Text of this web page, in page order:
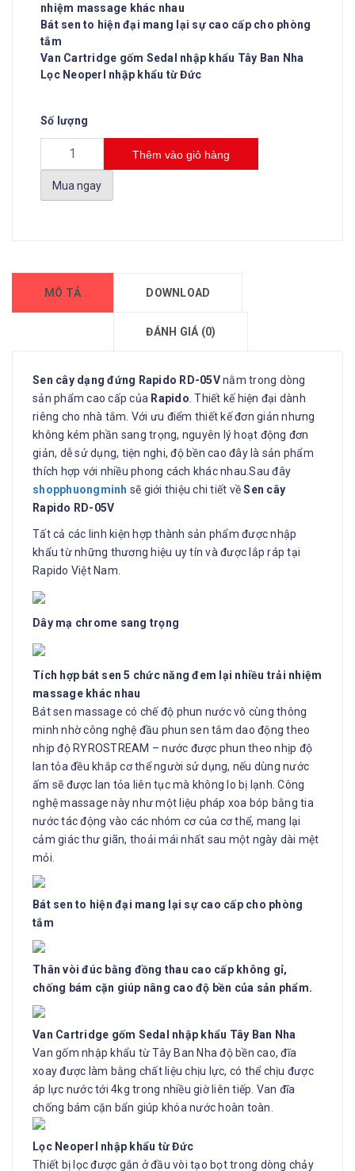
nhiệm massage khác nhau
Bát sen to hiện đại mang lại sự cao cấp cho phòng
tắm
Van Cartridge gốm Sedal nhập khẩu Tây Ban Nha
Lọc Neoperl nhập khẩu từ Đức
Số lượng
Thêm vào giỏ hàng
Mua ngay
MÔ TẢ DOWNLOAD
ĐÁNH GIÁ (0)
Sen cây dạng đứng Rapido RD-05Vnằm trong dòng
sản phẩm cao cấp của Rapido . Thiết kế hiện đại dành
riêng cho nhà tắm. Với ưu điểm thiết kế đơn giản nhưng
không kém phần sang trọng, nguyên lý hoạt động đơn
giản, dễ sử dụng, tiện nghi, độ bền cao đây là sản phẩm
thích hợp với nhiều phong cách khác nhau.Sau đây
shopphuongminh sẽ giới thiệu chi tiết vềSen cây
Rapido RD-05V
Tất cả các linh kiện hợp thành sản phẩm được nhập
khẩu từ những thương hiệu uy tín và được lắp ráp tại
Rapido Việt Nam.
Dây mạ chrome sang trọng
Tích hợp bát sen 5 chức năng đem lại nhiều trải nhiệm
massage khác nhau
Bát sen massage có chế độ phun nước vô cùng thông
minh nhờ công nghệ đầu phun sen tắm dao động theo
nhịp độ RYROSTREAM – nước được phun theo nhịp độ
lan tỏa đều khắp cơ thể người sử dụng, nếu dùng nước
ấm sẽ được lan tỏa liên tục mà không lo bị lạnh. Công
nghệ massage này như một liệu pháp xoa bóp bằng tia
nước tác động vào các nhóm cơ của cơ thể, mang lại
cảm giác thư giãn, thoải mái nhất sau một ngày dài mệt
mỏi.
Bát sen to hiện đại mang lại sự cao cấp cho phòng
tắm
Thân vòi đúc bằng đồng thau cao cấp không gỉ,
chống bám cặn giúp nâng cao độ bền của sản phẩm.
Van Cartridge gốm Sedal nhập khẩu Tây Ban Nha
Van gốm nhập khẩu từ Tây Ban Nha độ bền cao, đĩa
xoay được làm bằng chất liệu chịu lực, có thể chịu được
áp lực nước tới 4kg trong nhiều giờ liên tiếp. Van đĩa
chống bám cặn bẩn giúp khóa nước hoàn toàn.
Lọc Neoperl nhập khẩu từ Đức
Thiết bị lọc được gắn ở đầu vòi tạo bọt trong dòng chảy